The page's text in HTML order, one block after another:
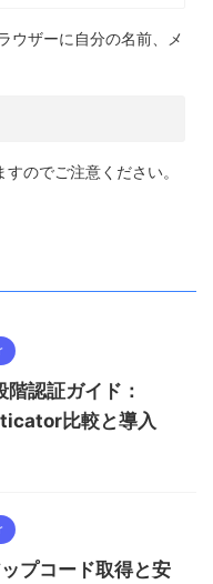
ウザーに自分の名前、メ
のでご注意ください。
認証ガイド：
比較と導入
プコード取得と安